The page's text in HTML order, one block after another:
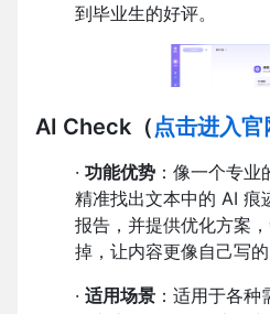
到毕业生的好评。
AI Check （点击进入官
· 功能优势 ：像一个专
精准找出文本中的 AI 痕
报告，并提供优化方案
掉，让内容更像自己写的
· 适用场景 ：适用于各